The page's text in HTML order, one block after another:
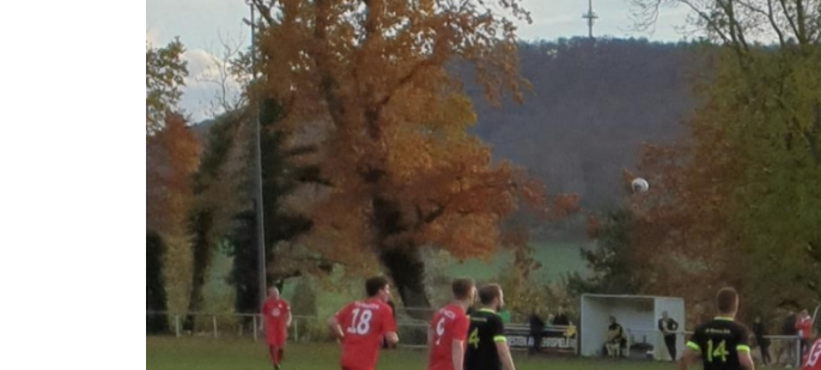
grösseres
Bild